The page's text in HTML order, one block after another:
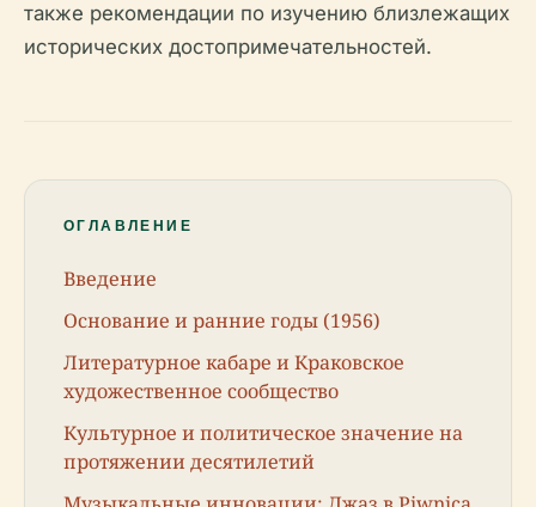
также рекомендации по изучению близлежащих
исторических достопримечательностей.
ОГЛАВЛЕНИЕ
Введение
Основание и ранние годы (1956)
Литературное кабаре и Краковское
художественное сообщество
Культурное и политическое значение на
протяжении десятилетий